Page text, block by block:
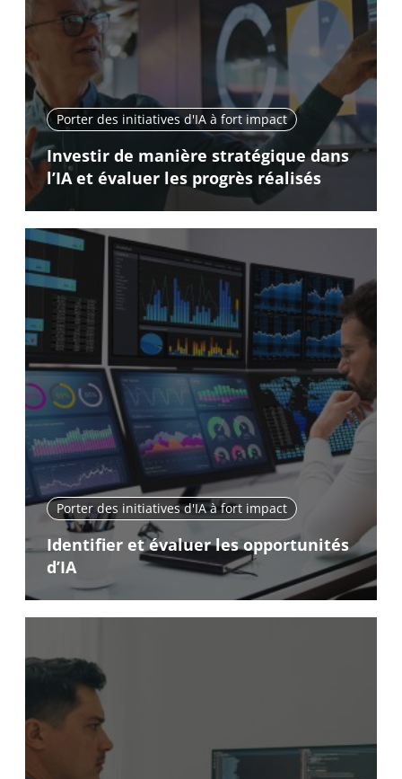
Porter des initiatives d'IA à fort impact
Investir de manière stratégique dans
l’IA et évaluer les progrès réalisés
Porter des initiatives d'IA à fort impact
Identifier et évaluer les opportunités
d’IA